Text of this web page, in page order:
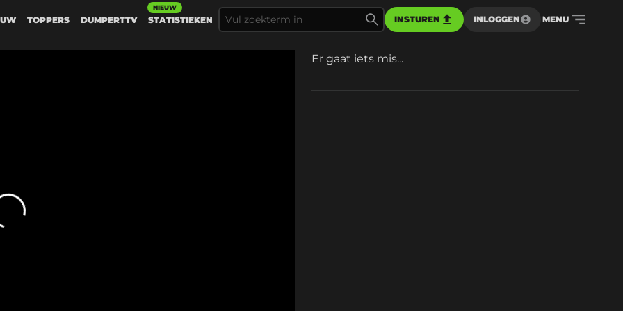
TOPPERS DUMPERTTV STATISTIEKEN
NIEUW
INSTUREN INLOGGEN MENU
Er gaat iets mis...